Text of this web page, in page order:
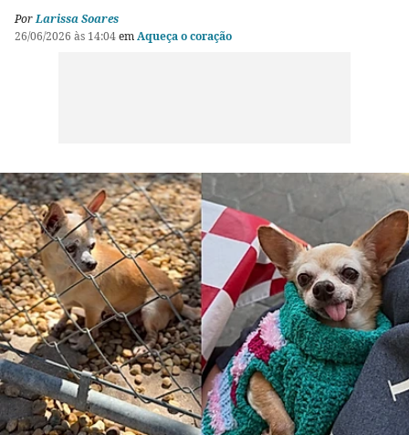
PorLarissa Soares
26/06/2026 às 14:04emAqueça o coração